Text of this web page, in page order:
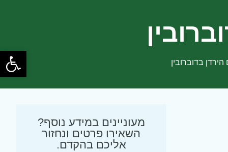
בדוברובין
מעוניינים במידע נוסף?
השאירו פרטים ונחזור
אליכם בהקדם.